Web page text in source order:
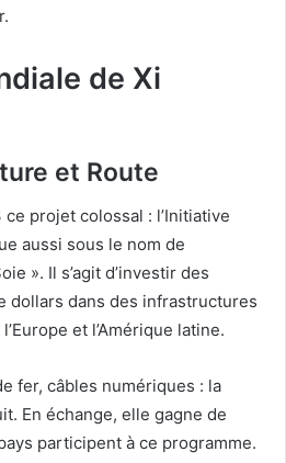
de Xi
et Route
projet colossal : l’Initiative
aussi sous le nom de
». Il s’agit d’investir des
dollars dans des infrastructures
et l’Amérique latine.
fer, câbles numériques : la
En échange, elle gagne de
participent à ce programme.